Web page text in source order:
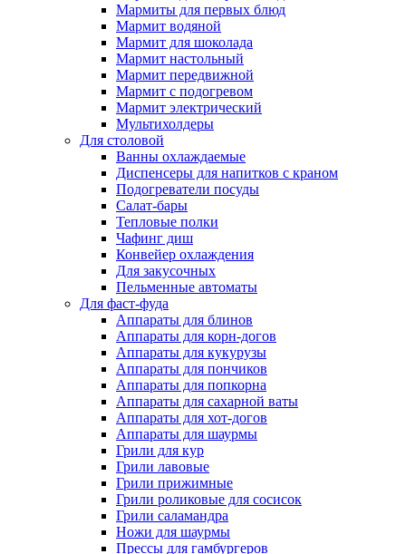
Мармиты для первых блюд
Мармит водяной
Мармит для шоколада
Мармит настольный
Мармит передвижной
Мармит с подогревом
Мармит электрический
Мультихолдеры
Для столовой
Ванны охлаждаемые
Диспенсеры для напитков с краном
Подогреватели посуды
Салат-бары
Тепловые полки
Чафинг диш
Конвейер охлаждения
Для закусочных
Пельменные автоматы
Для фаст-фуда
Аппараты для блинов
Аппараты для корн-догов
Аппараты для кукурузы
Аппараты для пончиков
Аппараты для попкорна
Аппараты для сахарной ваты
Аппараты для хот-догов
Аппараты для шаурмы
Грили для кур
Грили лавовые
Грили прижимные
Грили роликовые для сосисок
Грили саламандра
Ножи для шаурмы
Прессы для гамбургеров